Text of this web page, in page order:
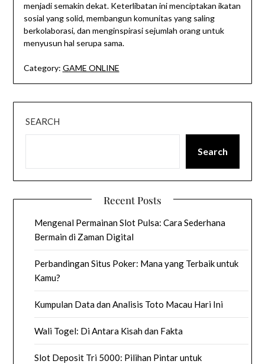
menjadi semakin dekat. Keterlibatan ini menciptakan ikatan
sosial yang solid, membangun komunitas yang saling
berkolaborasi, dan menginspirasi sejumlah orang untuk
menyusun hal serupa sama.
Category: GAME ONLINE
SEARCH
Search
Recent Posts
Mengenal Permainan Slot Pulsa: Cara Sederhana
Bermain di Zaman Digital
Perbandingan Situs Poker: Mana yang Terbaik untuk
Kamu?
Kumpulan Data dan Analisis Toto Macau Hari Ini
Wali Togel: Di Antara Kisah dan Fakta
Slot Deposit Tri 5000: Pilihan Pintar untuk